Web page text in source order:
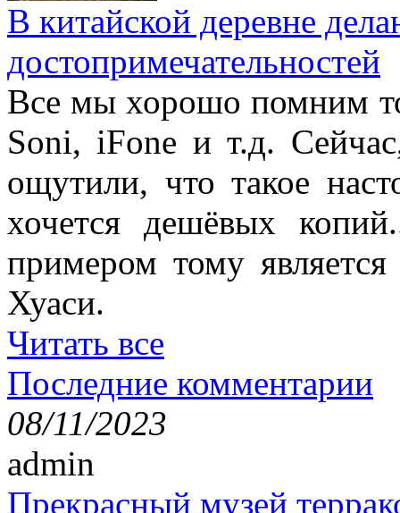
В китайской деревне
достопримечательностей
Все мы хорошо помним
Soni, iFone и т.д.
ощутили, что такое
хочется дешёвых
примером тому является
Хуаси.
Читать все
Последние комментарии
08/11/2023
admin
Прекрасный музей